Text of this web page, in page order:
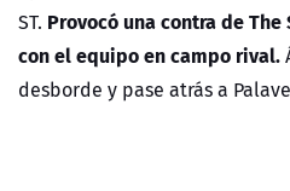
ST. Provocó una contra de
con el equipo en campo rival.
desborde y pase atrás a